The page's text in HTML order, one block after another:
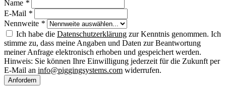
Name *
E-Mail *
Nennweite *
Ich habe die Datenschutzerklärung zur Kenntnis genommen. Ich
stimme zu, dass meine Angaben und Daten zur Beantwortung
meiner Anfrage elektronisch erhoben und gespeichert werden.
Hinweis: Sie können Ihre Einwilligung jederzeit für die Zukunft per
E-Mail an info@piggingsystems.com widerrufen.
Anfordern